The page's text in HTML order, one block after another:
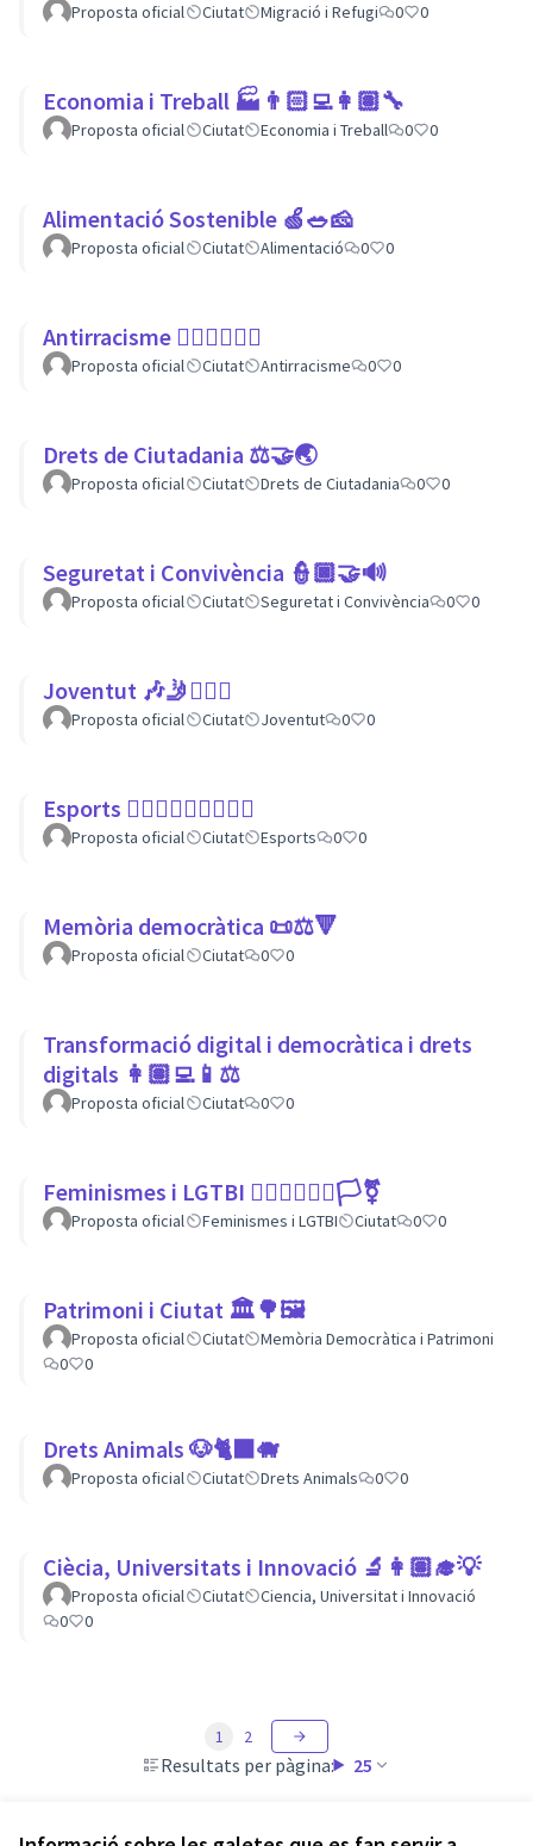
Proposta oficial Ciutat Migració i Refugi 0 0
Economia i Treball 🏭👨🏻‍💻👩🏽‍🔧
Proposta oficial Ciutat Economia i Treball 0 0
Alimentació Sostenible 🍏🥗🧀
Proposta oficial Ciutat Alimentació 0 0
Antirracisme ✊🏾✊🏼✊🏿
Proposta oficial Ciutat Antirracisme 0 0
Drets de Ciutadania ⚖️🤝🌏
Proposta oficial Ciutat Drets de Ciutadania 0 0
Seguretat i Convivència 👮🏿🤝🔊
Proposta oficial Ciutat Seguretat i Convivència 0 0
Joventut 🎶🤳🙇🏽‍♀
Proposta oficial Ciutat Joventut 0 0
Esports 🏃🏾‍♀⛹🏼‍♀🏄🏼‍♂
Proposta oficial Ciutat Esports 0 0
Memòria democràtica 📜⚖️🔻
Proposta oficial Ciutat 0 0
Transformació digital i democràtica i drets
digitals 👩🏽‍💻📱⚖
Proposta oficial Ciutat 0 0
Feminismes i LGTBI 💁🏽‍♀👩‍❤️‍👩🏳️‍⚧️
Proposta oficial Feminismes i LGTBI Ciutat 0 0
Patrimoni i Ciutat 🏛🌳🖼
Proposta oficial Ciutat
Memòria Democràtica i Patrimoni
0
0
Drets Animals 🐶🐈‍⬛️🐗
Proposta oficial Ciutat Drets Animals 0 0
Ciècia, Universitats i Innovació 🔬👩🏽‍🎓💡
Proposta oficial Ciutat
Ciencia, Universitat i Innovació
0
0
Resultats per pàgina: 25
1 2